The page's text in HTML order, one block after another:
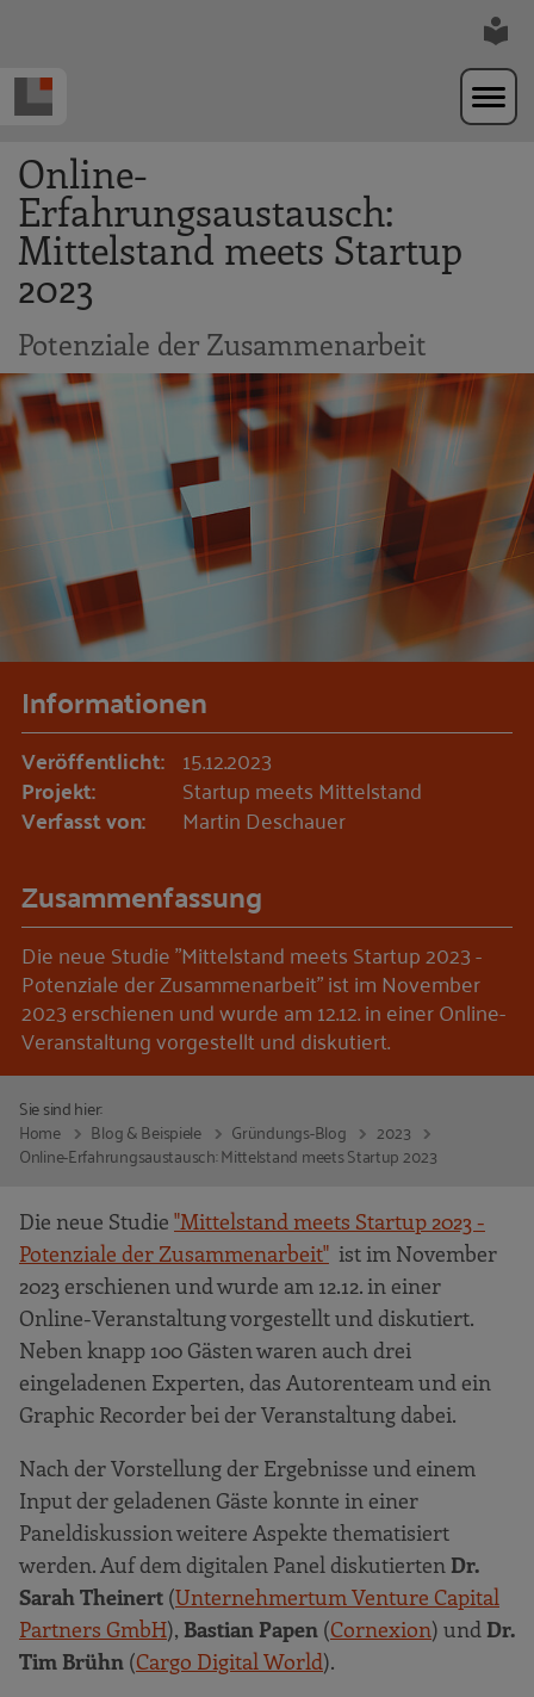
Online-
Erfahrungsaustausch:
Mittelstand meets Startup
2023
Potenziale der Zusammenarbeit
Informationen
Veröffentlicht: 15.12.2023
Projekt: Startup meets Mittelstand
Verfasst von: Martin Deschauer
Zusammenfassung
Die neue Studie "Mittelstand meets Startup 2023 -
Potenziale der Zusammenarbeit" ist im November
2023 erschienen und wurde am 12.12. in einer Online-
Veranstaltung vorgestellt und diskutiert.
Sie sind hier:
Home
Blog & Beispiele Gründungs-Blog
2023
Online-Erfahrungsaustausch: Mittelstand meets Startup 2023
Die neue Studie "Mittelstand meets Startup 2023 -
Potenziale der Zusammenarbeit" ist im November
2023 erschienen und wurde am 12.12. in einer
Online-Veranstaltung vorgestellt und diskutiert.
Neben knapp 100 Gästen waren auch drei
eingeladenen Experten, das Autorenteam und ein
Graphic Recorder bei der Veranstaltung dabei.
Nach der Vorstellung der Ergebnisse und einem
Input der geladenen Gäste konnte in einer
Paneldiskussion weitere Aspekte thematisiert
werden. Auf dem digitalen Panel diskutierten Dr.
Sarah Theinert (Unternehmertum Venture Capital
Partners GmbH), Bastian Papen (Cornexion) und Dr.
Tim Brühn (Cargo Digital World).